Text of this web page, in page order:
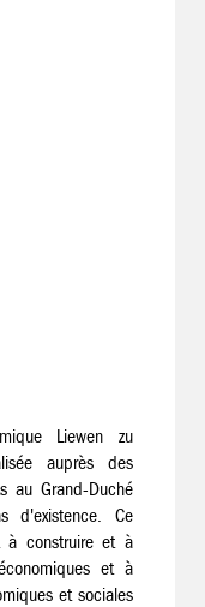
Liewen zu
auprès des
au Grand-Duché
d'existence. Ce
à construire et à
et à
et sociales